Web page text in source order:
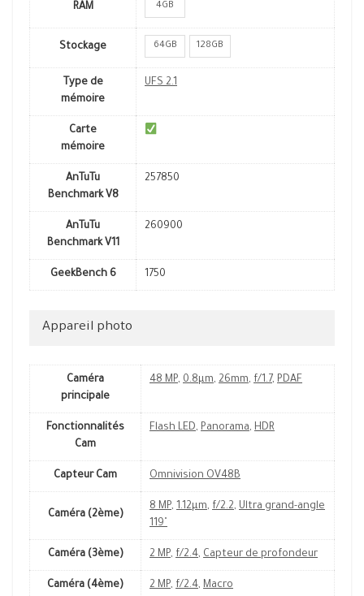
RAM 4GB
Stockage 64GB 128GB
Type de
mémoire
UFS 2.1
Carte
mémoire
AnTuTu
Benchmark V8
257850
AnTuTu
Benchmark V11
260900
GeekBench 6 1750
Appareil photo
Caméra
principale
48 MP, 0.8µm, 26mm, f/1.7, PDAF
Fonctionnalités
Cam
Flash LED, Panorama, HDR
Capteur Cam Omnivision OV48B
Caméra (2ème)
8 MP, 1.12µm, f/2.2, Ultra grand-angle
119˚
Caméra (3ème) 2 MP, f/2.4, Capteur de profondeur
Caméra (4ème) 2 MP, f/2.4, Macro